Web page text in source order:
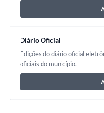
Diário Oficial
Edições do diário oficial
oficiais do município.